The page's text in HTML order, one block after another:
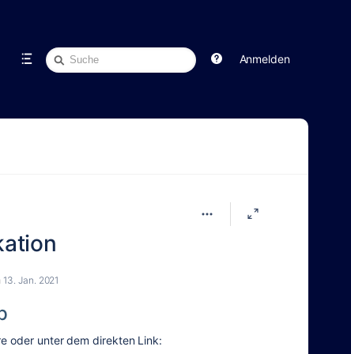
Anmelden
Schnellsuche
13. Jan. 2021
oder unter dem direkten Link: